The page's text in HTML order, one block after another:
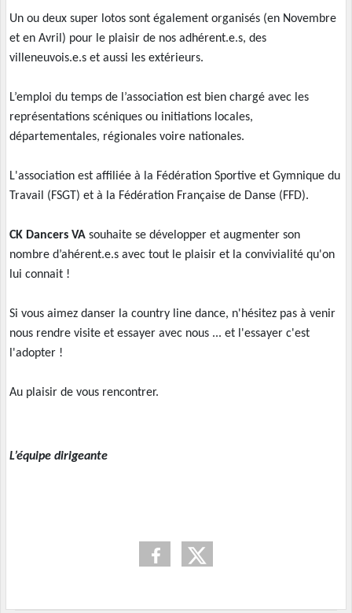
Un ou deux super lotos sont également organisés (en Novembre
et en Avril) pour le plaisir de nos adhérent.e.s, des
villeneuvois.e.s et aussi les extérieurs.
L’emploi du temps de l’association est bien chargé avec les
représentations scéniques ou initiations locales,
départementales, régionales voire nationales.
L'association est affiliée à la Fédération Sportive et Gymnique du
Travail (FSGT) et à la Fédération Française de Danse (FFD).
CK Dancers VA souhaite se développer et augmenter son
nombre d’ahérent.e.s avec tout le plaisir et la convivialité qu'on
lui connait !
Si vous aimez danser la country line dance, n'hésitez pas à venir
nous rendre visite et essayer avec nous ... et l'essayer c'est
l'adopter !
Au plaisir de vous rencontrer.
L’équipe dirigeante